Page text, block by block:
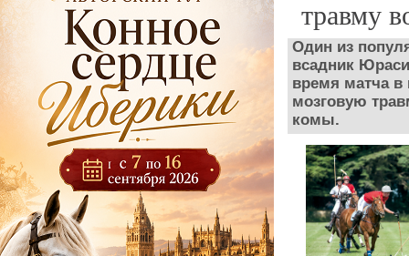
травму
Один из
всадник
время матча в
мозговую
комы.